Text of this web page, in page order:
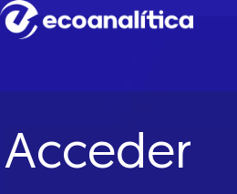
Acceder